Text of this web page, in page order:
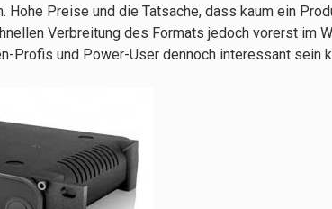
Hohe Preise und die Tatsache, dass kaum ein
Verbreitung des Formats jedoch vorerst im
Profis und Power-User dennoch interessant sein